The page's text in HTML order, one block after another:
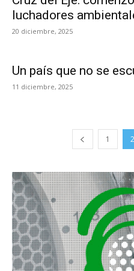
luchadores
20 diciembre, 2025
Un país que no se
11 diciembre, 2025
1 2